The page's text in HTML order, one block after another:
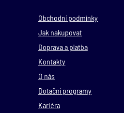
Obchodní podmínky
Jak nakupovat
Doprava a platba
Kontakty
O nás
Dotační programy
Kariéra